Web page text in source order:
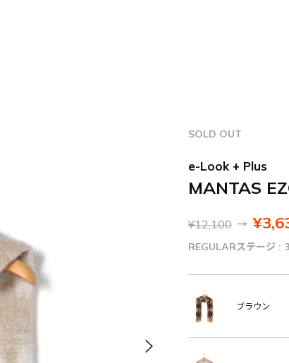
SOLD OUT
e-Look + Plus
MANTAS
¥12,100 →
REGULARステージ :
ブラウン